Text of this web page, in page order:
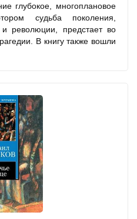
глубокое, многоплановое
судьба поколения,
революции, предстает во
В книгу также вошли